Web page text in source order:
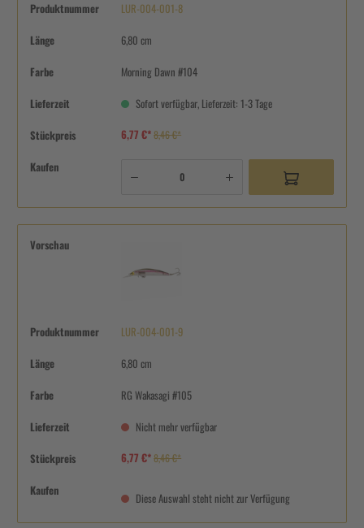
Produktnummer LUR-004-001-8
Länge 6,80 cm
Farbe Morning Dawn #104
Lieferzeit Sofort verfügbar, Lieferzeit: 1-3 Tage
Stückpreis 6,77 €*8,46 €*
Kaufen
Vorschau
Produktnummer LUR-004-001-9
Länge 6,80 cm
Farbe RG Wakasagi #105
Lieferzeit Nicht mehr verfügbar
Stückpreis 6,77 €*8,46 €*
Kaufen
Diese Auswahl steht nicht zur Verfügung